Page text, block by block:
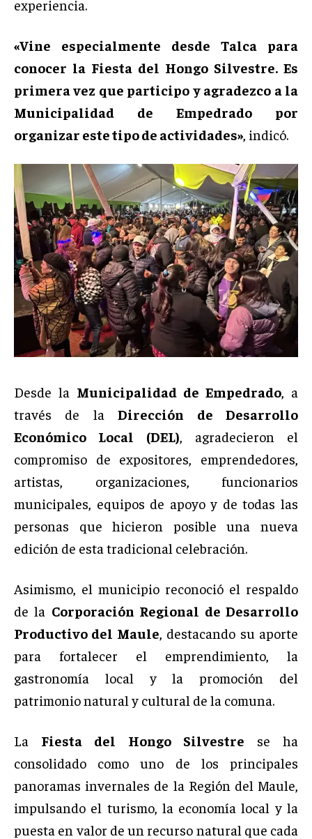
experiencia.
«Vine especialmente desde Talca para
conocer la Fiesta del Hongo Silvestre. Es
primera vez que participo y agradezco a la
Municipalidad de Empedrado por
organizar este tipo de actividades» , indicó.
Desde la Municipalidad de Empedrado , a
través de laDirección de Desarrollo
Económico Local (DEL) , agradecieron el
compromiso de expositores, emprendedores,
artistas, organizaciones, funcionarios
municipales, equipos de apoyo y de todas las
personas que hicieron posible una nueva
edición de esta tradicional celebración.
Asimismo, el municipio reconoció el respaldo
de la Corporación Regional de Desarrollo
Productivo del Maule , destacando su aporte
para fortalecer el emprendimiento, la
gastronomía local y la promoción del
patrimonio natural y cultural de la comuna.
La Fiesta del Hongo Silvestre se ha
consolidado como uno de los principales
panoramas invernales de la Región del Maule,
impulsando el turismo, la economía local y la
puesta en valor de un recurso natural que cada